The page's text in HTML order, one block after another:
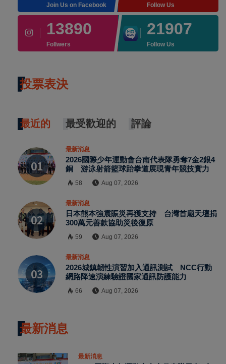
Join Us on Facebook Follow Us
13890
Follwers
21907
Follow Us
投票表決
最近的 最受歡迎的 評論
最新消息
2026國際少年運動會台南代表隊勇奪7金2銀4
銅 游泳射箭籃球跆拳道展現青年競技實力
58 Aug 07, 2026
最新消息
日本熊本強震賑災再獲支持 台灣首廟天壇捐
300萬元善款協助災後復原
59 Aug 07, 2026
最新消息
2026城鎮韌性演習加入通訊測試 NCC行動
網路降速演練驗證國家通訊防護能力
66 Aug 07, 2026
最新消息
最新消息